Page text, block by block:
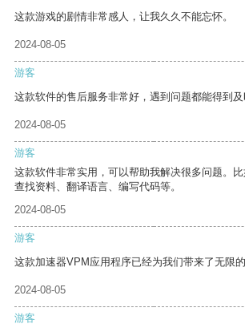
这款游戏的剧情非常感人，让我久久不能忘怀。
2024-08-05
游客
这款软件的售后服务非常好，遇到问题都能得到及
2024-08-05
游客
这款软件非常实用，可以帮助我解决很多问题。
查找资料、翻译语言、编写代码等。
2024-08-05
游客
这款加速器VPM应用程序已经为我们带来了无限
2024-08-05
游客